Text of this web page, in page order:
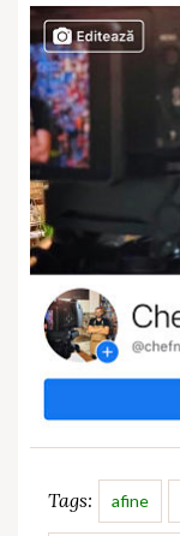
Tags: afine